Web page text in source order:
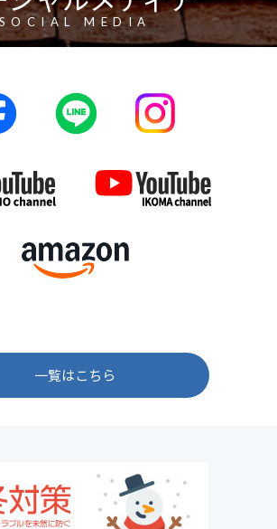
MEDIA
一覧はこちら